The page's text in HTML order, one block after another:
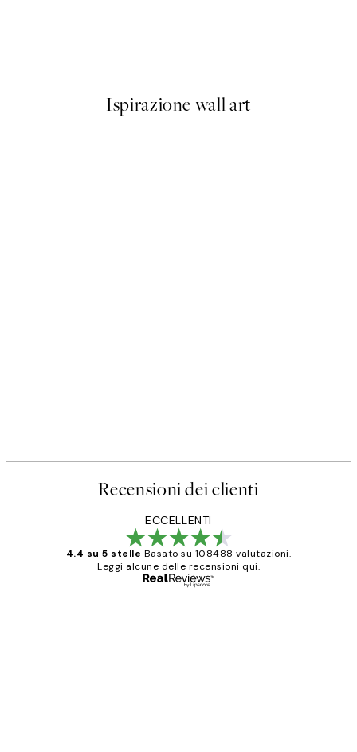
Ispirazione wall art
Recensioni dei clienti
ECCELLENTI
4.4 su 5 stelle Basato su 108488 valutazioni.
Leggi alcune delle recensioni qui.